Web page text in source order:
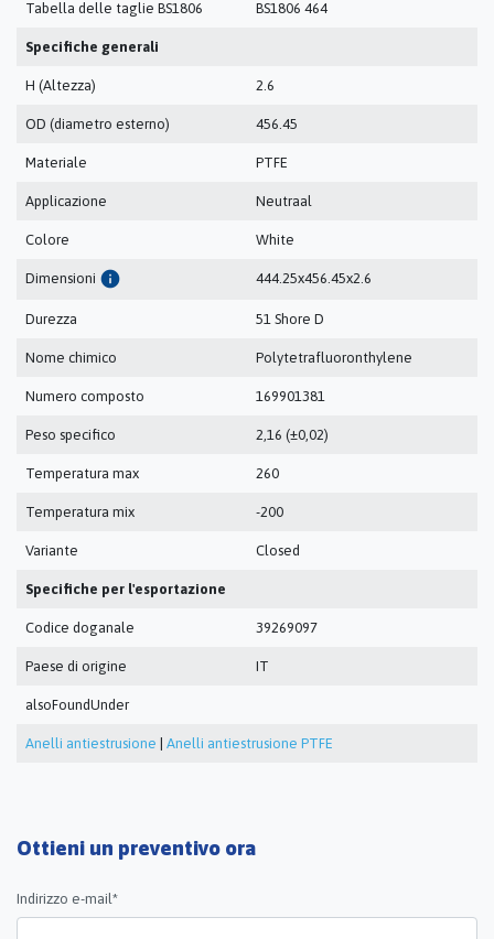
Tabella delle taglie BS1806 BS1806 464
Specifiche generali
H (Altezza) 2.6
OD (diametro esterno) 456.45
Materiale PTFE
Applicazione Neutraal
Colore White
Dimensioni info 444.25x456.45x2.6
Durezza 51 Shore D
Nome chimico Polytetrafluoronthylene
Numero composto 169901381
Peso specifico 2,16 (±0,02)
Temperatura max 260
Temperatura mix -200
Variante Closed
Specifiche per l'esportazione
Codice doganale 39269097
Paese di origine IT
alsoFoundUnder
Anelli antiestrusione |Anelli antiestrusione PTFE
Ottieni un preventivo ora
Indirizzo e-mail*